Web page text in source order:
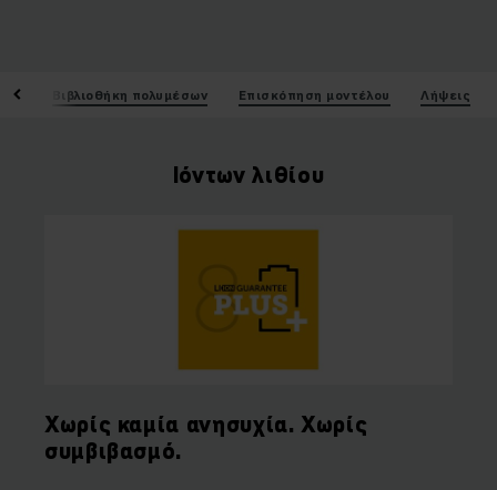
Βιβλιοθήκη πολυμέσων Επισκόπηση μοντέλου Λήψεις
Ιόντων λιθίου
Χωρίς καμία ανησυχία. Χωρίς
συμβιβασμό.